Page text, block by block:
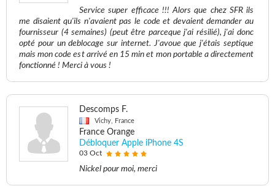
Service super efficace !!! Alors que chez SFR ils
me disaient qu'ils n'avaient pas le code et devaient demander au
fournisseur (4 semaines) (peut être parceque j'ai résilié), j'ai donc
opté pour un deblocage sur internet. J'avoue que j'étais septique
mais mon code est arrivé en 15 min et mon portable a directement
fonctionné ! Merci à vous !
Descomps F.
Vichy, France
France Orange
Débloquer Apple iPhone 4S
03 Oct
Nickel pour moi, merci